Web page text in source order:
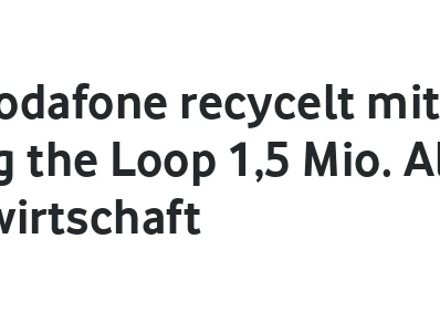
recycelt
the Loop 1,5 Mio.